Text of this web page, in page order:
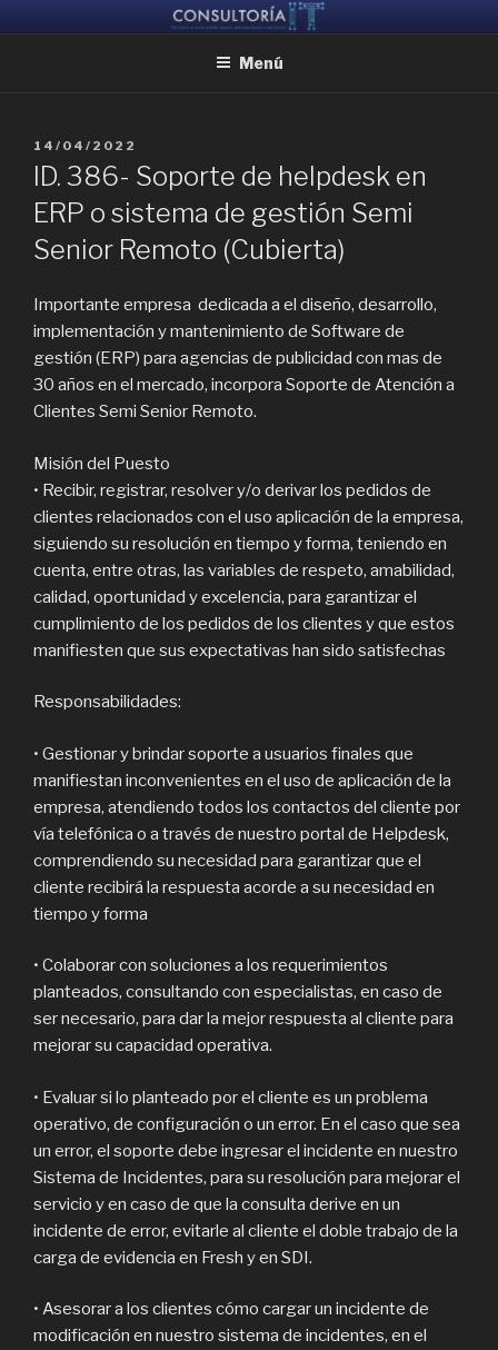
al
CONSULTORIA IT
Ayudamos a reunir grandes mentes, para que puedan crear juntas
Menú
PUBLICADO
EL
14/04/2022
ID. 386- Soporte de helpdesk en
ERP o sistema de gestión Semi
Senior Remoto (Cubierta)
Importante empresa dedicada a el diseño, desarrollo,
implementación y mantenimiento de Software de
gestión (ERP) para agencias de publicidad con mas de
30 años en el mercado, incorpora Soporte de Atención a
Clientes Semi Senior Remoto.
Misión del Puesto
• Recibir, registrar, resolver y/o derivar los pedidos de
clientes relacionados con el uso aplicación de la empresa,
siguiendo su resolución en tiempo y forma, teniendo en
cuenta, entre otras, las variables de respeto, amabilidad,
calidad, oportunidad y excelencia, para garantizar el
cumplimiento de los pedidos de los clientes y que estos
manifiesten que sus expectativas han sido satisfechas
Responsabilidades:
• Gestionar y brindar soporte a usuarios finales que
manifiestan inconvenientes en el uso de aplicación de la
empresa, atendiendo todos los contactos del cliente por
vía telefónica o a través de nuestro portal de Helpdesk,
comprendiendo su necesidad para garantizar que el
cliente recibirá la respuesta acorde a su necesidad en
tiempo y forma
• Colaborar con soluciones a los requerimientos
planteados, consultando con especialistas, en caso de
ser necesario, para dar la mejor respuesta al cliente para
mejorar su capacidad operativa.
• Evaluar si lo planteado por el cliente es un problema
operativo, de configuración o un error. En el caso que sea
un error, el soporte debe ingresar el incidente en nuestro
Sistema de Incidentes, para su resolución para mejorar el
servicio y en caso de que la consulta derive en un
incidente de error, evitarle al cliente el doble trabajo de la
carga de evidencia en Fresh y en SDI.
• Asesorar a los clientes cómo cargar un incidente de
modificación en nuestro sistema de incidentes, en el